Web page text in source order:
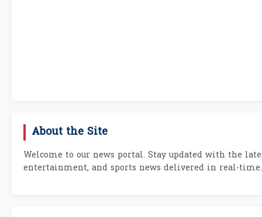
About the Site
Welcome to our news portal. Stay updated with the
entertainment, and sports news delivered in real-time.